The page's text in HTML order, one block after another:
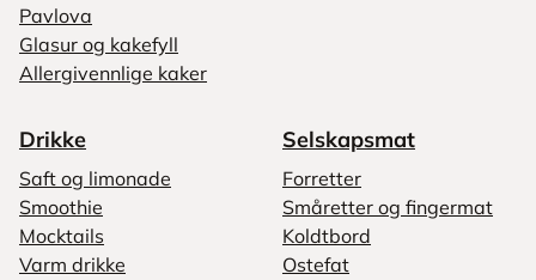
Pavlova
Glasur og kakefyll
Allergivennlige kaker
Drikke
Saft og limonade
Smoothie
Mocktails
Varm drikke
Selskapsmat
Forretter
Småretter og fingermat
Koldtbord
Ostefat